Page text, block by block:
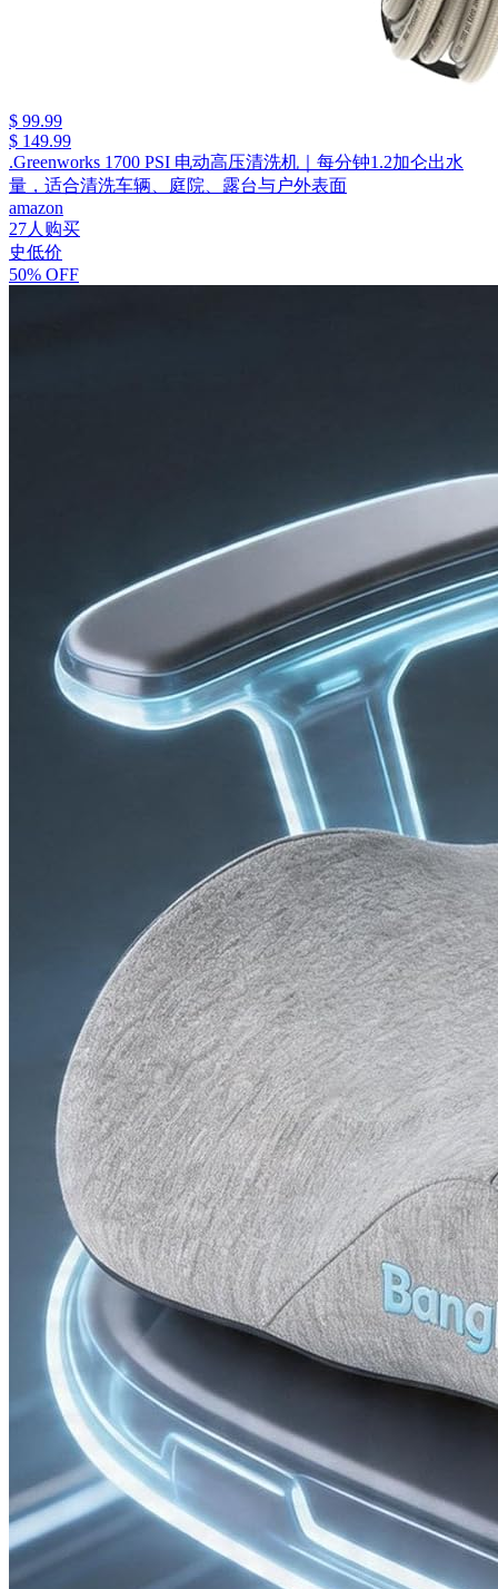
$ 99.99
$ 149.99
.Greenworks 1700 PSI 电动高压清洗机｜每分钟1.2加仑出水
量，适合清洗车辆、庭院、露台与户外表面
amazon
27人购买
史低价
50% OFF